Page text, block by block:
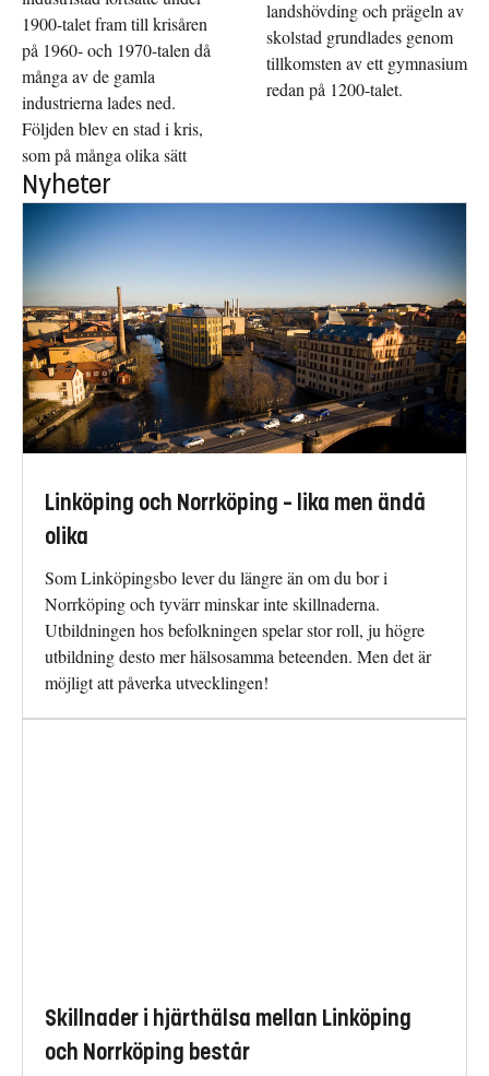
1900-talet fram till krisåren
på 1960- och 1970-talen då
många av de gamla
industrierna lades ned.
Följden blev en stad i kris,
som på många olika sätt
landshövding och prägeln av
skolstad grundlades genom
tillkomsten av ett gymnasium
redan på 1200-talet.
Nyheter
Linköping och Norrköping – lika men ändå
olika
Som Linköpingsbo lever du längre än om du bor i
Norrköping och tyvärr minskar inte skillnaderna.
Utbildningen hos befolkningen spelar stor roll, ju högre
utbildning desto mer hälsosamma beteenden. Men det är
möjligt att påverka utvecklingen!
Skillnader i hjärthälsa mellan Linköping
och Norrköping består